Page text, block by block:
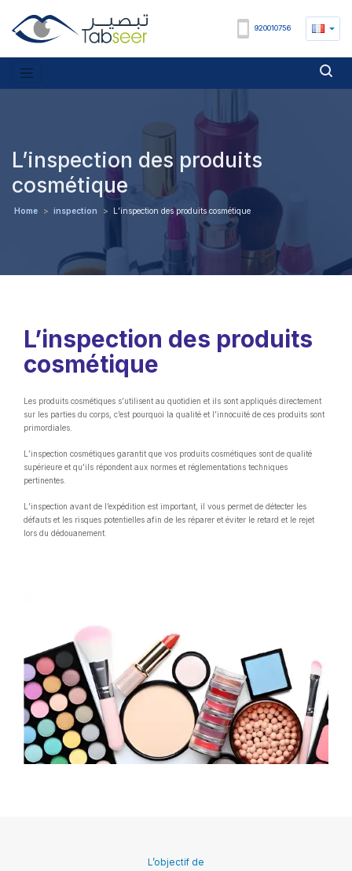
920010756
L’inspection des produits
cosmétique
Home > inspection > L’inspection des produits cosmétique
L’inspection des produits
cosmétique
Les produits cosmétiques s’utilisent au quotidien et ils sont appliqués directement
sur les parties du corps, c’est pourquoi la qualité et l’innocuité de ces produits sont
primordiales.
L’inspection cosmétiques garantit que vos produits cosmétiques sont de qualité
supérieure et qu’ils répondent aux normes et réglementations techniques
pertinentes.
L’inspection avant de l’expédition est important, il vous permet de détecter les
défauts et les risques potentielles afin de les réparer et éviter le retard et le rejet
lors du dédouanement.
L’objectif de